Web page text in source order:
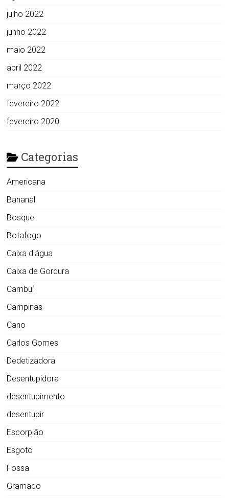
julho 2022
junho 2022
maio 2022
abril 2022
março 2022
fevereiro 2022
fevereiro 2020
Categorias
Americana
Bananal
Bosque
Botafogo
Caixa d'água
Caixa de Gordura
Cambuí
Campinas
Cano
Carlos Gomes
Dedetizadora
Desentupidora
desentupimento
desentupir
Escorpião
Esgoto
Fossa
Gramado